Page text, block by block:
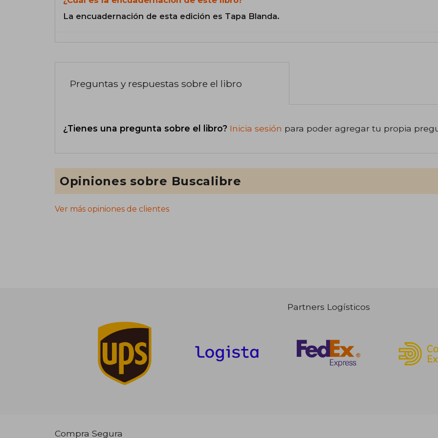
La encuadernación de esta edición es Tapa Blanda.
Preguntas y respuestas sobre el libro
¿Tienes una pregunta sobre el libro? Inicia sesión para poder agregar tu propia
Opiniones sobre Buscalibre
Ver más opiniones de clientes
Partners Logísticos
Compra Segura